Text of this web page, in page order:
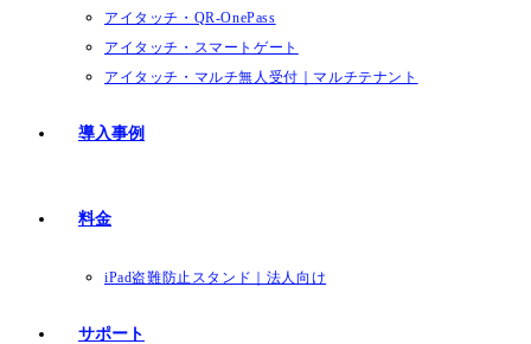
アイタッチ・QR-OnePass
アイタッチ・スマートゲート
アイタッチ・マルチ無人受付｜マルチテナント
導入事例
料金
iPad盗難防止スタンド｜法人向け
サポート